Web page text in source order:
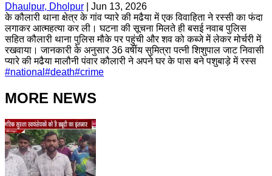
Dhaulpur, Dholpur
Jun 13, 2026
के कौलारी थाना क्षेत्र के गांव प्यारे की मढैया में एक विवाहिता ने रस्सी का फंदा
लगाकर आत्महत्या कर ली। घटना की सूचना मिलते ही बसई नवाब पुलिस
सहित कौलारी थाना पुलिस मौके पर पहुंची और शव को कब्जे में लेकर मोर्चरी में
रखवाया। जानकारी के अनुसार 36 वर्षीय सुमित्रा पत्नी शिशुपाल जाट निवासी
प्यारे की मढैया मालौनी पंवार कौलारी ने अपने घर के पास बने पशुबाड़े में रस्स
#national #death#crime
MORE NEWS